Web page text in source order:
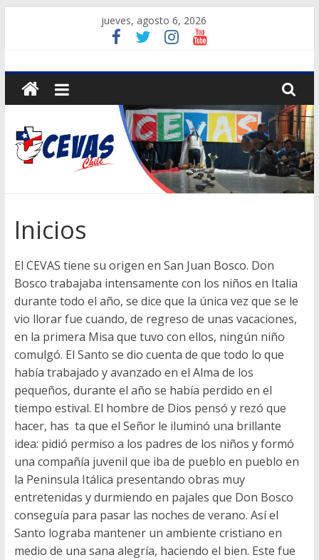
jueves, agosto 6, 2026
CEVAS
Chile
Centros
de
Inicios
El CEVAS tiene su origen en San Juan Bosco. Don
Bosco trabajaba intensamente con los niños en Italia
durante todo el año, se dice que la única vez que se le
vio llorar fue cuando, de regreso de unas vacaciones,
en la primera Misa que tuvo con ellos, ningún niño
comulgó. El Santo se dio cuenta de que todo lo que
había trabajado y avanzado en el Alma de los
pequeños, durante el año se había perdido en el
tiempo estival. El hombre de Dios pensó y rezó que
hacer, has ta que el Señor le iluminó una brillante
idea: pidió permiso a los padres de los niños y formó
una compañía juvenil que iba de pueblo en pueblo en
la Peninsula Itálica presentando obras muy
entretenidas y durmiendo en pajales que Don Bosco
conseguía para pasar las noches de verano. Así el
Santo lograba mantener un ambiente cristiano en
medio de una sana alegría, haciendo el bien. Este fue